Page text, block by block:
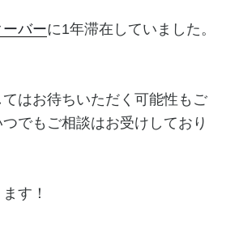
バーに1年滞在していました。
はお待ちいただく可能性もご
でもご相談はお受けしており
す！